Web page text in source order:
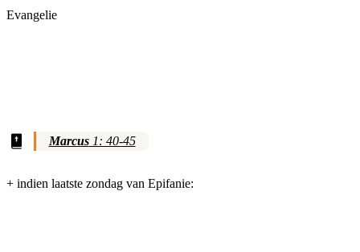
Evangelie
Marcus1: 40-45
+ indien laatste zondag van Epifanie: